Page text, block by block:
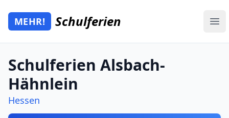
Zum Hauptinhalt springen
Mehr Schulferien
MEHR! Schulferien
Schulferien Alsbach-
Hähnlein
Hessen